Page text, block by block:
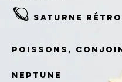
🪐 Saturne
Poissons,
Neptune